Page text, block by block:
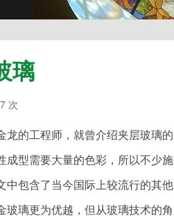
璃
次
的工程师，就曾介绍夹层玻璃的
成型需要大量的色彩，所以不少施
中包含了当今国际上较流行的其他
璃更为优越，但从玻璃技术的角